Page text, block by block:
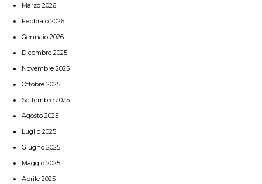
Marzo 2026
Febbraio 2026
Gennaio 2026
Dicembre 2025
Novembre 2025
Ottobre 2025
Settembre 2025
Agosto 2025
Luglio 2025
Giugno 2025
Maggio 2025
Aprile 2025